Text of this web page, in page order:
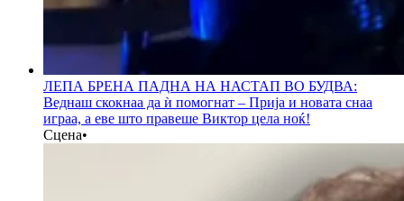
ЛЕПА БРЕНА ПАДНА НА НАСТАП ВО БУДВА:
Веднаш скокнаа да ѝ помогнат – Прија и новата снаа
играа, а еве што правеше Виктор цела ноќ!
Сцена•